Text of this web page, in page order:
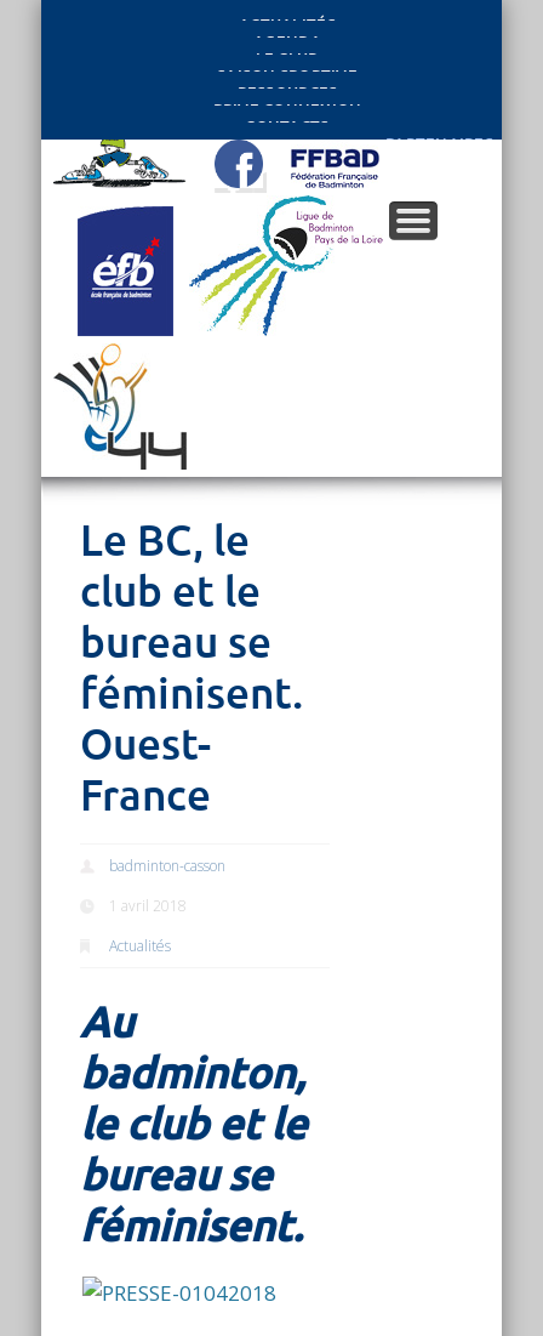
ACTUALITÉS
AGENDA
LE CLUB
SAISON SPORTIVE
RESSOURCES
PRIVE CONNEXION
CONTACTS
PARTENAIRES
Le BC, le
club et le
bureau se
féminisent.
Ouest-
France
badminton-casson
1 avril 2018
Actualités
Au
badminton,
le club et le
bureau se
féminisent.